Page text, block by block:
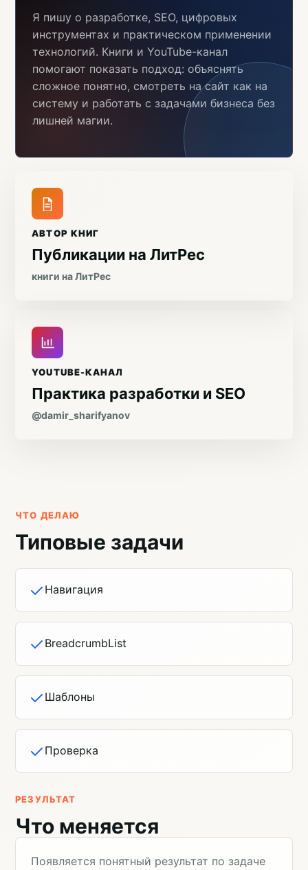
Я пишу о разработке, SEO, цифровых
инструментах и практическом применении
технологий. Книги и YouTube-канал
помогают показать подход: объяснять
сложное понятно, смотреть на сайт как на
систему и работать с задачами бизнеса без
лишней магии.
АВТОР КНИГ
Публикации на ЛитРес
книги на ЛитРес
YOUTUBE-КАНАЛ
Практика разработки и SEO
@damir_sharifyanov
ЧТО ДЕЛАЮ
Типовые задачи
Навигация
BreadcrumbList
Шаблоны
Проверка
РЕЗУЛЬТАТ
Что меняется
Появляется понятный результат по задаче